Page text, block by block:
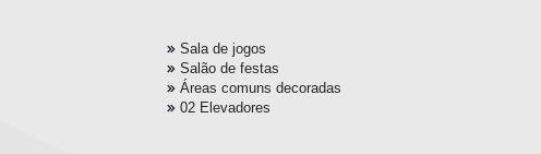
Sala de jogos
Salão de festas
Áreas comuns decoradas
02 Elevadores